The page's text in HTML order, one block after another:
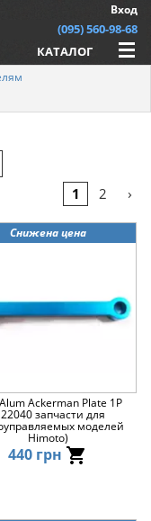
Вход
(095) 560-98-68
КАТАЛОГ
1 2 ›
Снижена цена
Ackerman Plate 1P
запчасти для
моделей
Himoto)
440 грн